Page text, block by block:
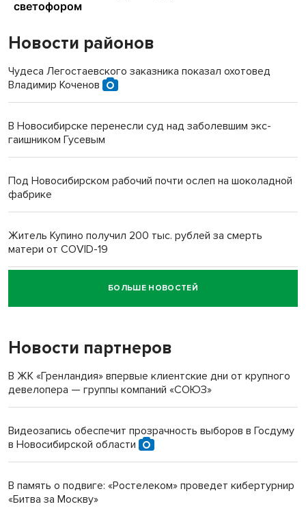
Новости районов
Чудеса Легостаевского заказника показал охотовед
Владимир Коченов
В Новосибирске перенесли суд над заболевшим экс-
гаишником Гусевым
Под Новосибирском рабочий почти ослеп на шоколадной
фабрике
Житель Купино получил 200 тыс. рублей за смерть
матери от COVID-19
Новосибирский суд наказал водителя за смерть
пенсионерки на вокзале
БОЛЬШЕ НОВОСТЕЙ
Новости партнеров
В ЖК «Гренландия» впервые клиентские дни от крупного
девелопера — группы компаний «СОЮЗ»
Видеозапись обеспечит прозрачность выборов в Госдуму
в Новосибирской области
В память о подвиге: «Ростелеком» проведет кибертурнир
«Битва за Москву»